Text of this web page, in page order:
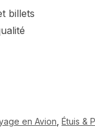
billets
en Avion Étuis &